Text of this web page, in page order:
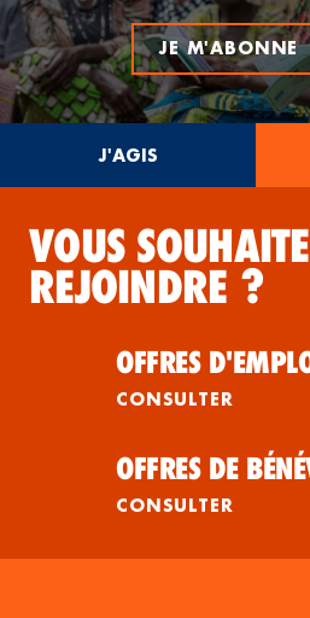
JE M'ABONNE
J'AGIS
VOUS
REJOINDRE ?
OFFRES
CONSULTER
OFFRES DE
CONSULTER